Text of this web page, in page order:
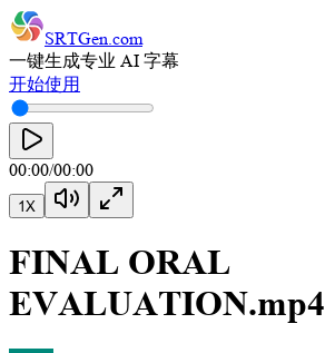
SRTGen.com
一键生成专业 AI 字幕
开始使用
00:00/00:00
1X
FINAL ORAL
EVALUATION.mp4